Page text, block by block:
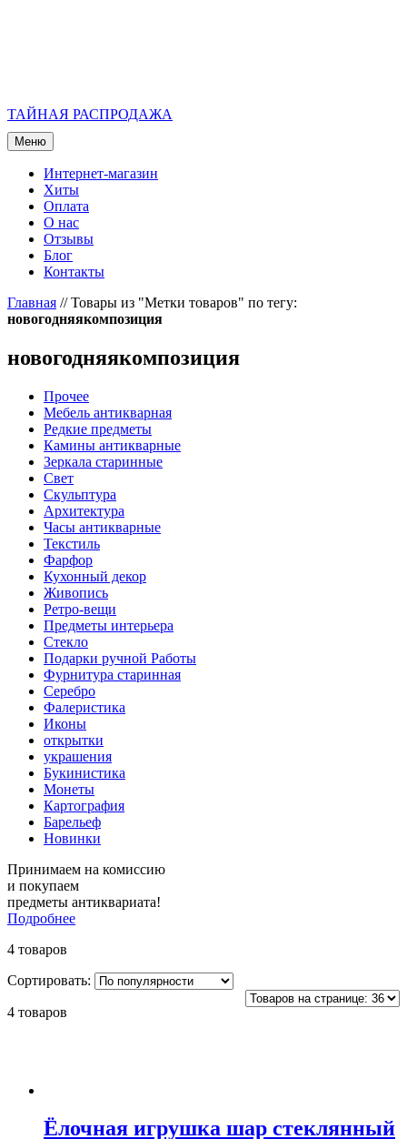
ТАЙНАЯ РАСПРОДАЖА
Меню
Интернет-магазин
Хиты
Оплата
О нас
Отзывы
Блог
Контакты
Главная //Товары из "Метки товаров" по тегу:
новогодняякомпозиция
новогодняякомпозиция
Прочее
Мебель антикварная
Редкие предметы
Камины антикварные
Зеркала старинные
Свет
Скульптура
Архитектура
Часы антикварные
Текстиль
Фарфор
Кухонный декор
Живопись
Ретро-вещи
Предметы интерьера
Стекло
Подарки ручной Работы
Фурнитура старинная
Серебро
Фалеристика
Иконы
открытки
украшения
Букинистика
Монеты
Картография
Барельеф
Новинки
Принимаем на комиссию
и покупаем
предметы антиквариата!
Подробнее
4 товаров
Сортировать:
4 товаров
Ёлочная игрушка шар стеклянный